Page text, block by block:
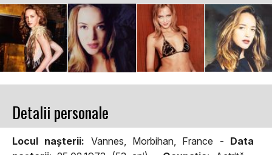
Detalii personale
Locul naşterii: Vannes, Morbihan, France - Data